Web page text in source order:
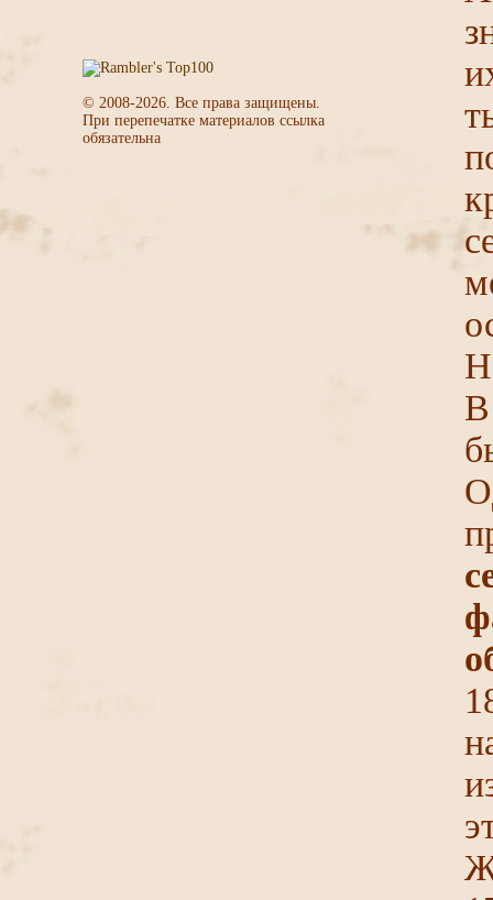
© 2008-2026. Все права защищены.
При перепечатке материалов ссылка
обязательна